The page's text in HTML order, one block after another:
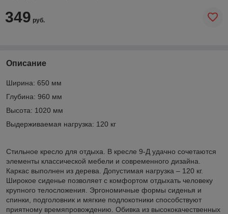
349 руб.
Описание
Ширина: 650 мм
Глубина: 960 мм
Высота: 1020 мм
Выдерживаемая нагрузка: 120 кг
Стильное кресло для отдыха. В кресле 9-Д удачно сочетаются
элементы классической мебели и современного дизайна.
Каркас выполнен из дерева. Допустимая нагрузка – 120 кг.
Широкое сиденье позволяет с комфортом отдыхать человеку
крупного телосложения. Эргономичные формы сиденья и
спинки, подголовник и мягкие подлокотники способствуют
приятному времяпровождению. Обивка из высококачественных